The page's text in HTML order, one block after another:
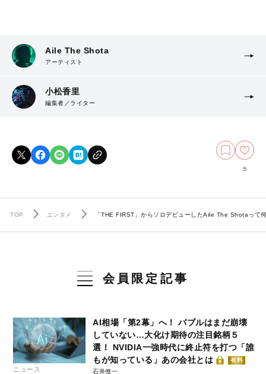
Aile The Shota
アーティスト
小松香里
編集者／ライター
5
TOP エンタメ 「THE FIRST」からソロデビューしたAile The Shotaって
会員限定記事
ニュース
AI相場「第2幕」へ！ バブルはまだ崩壊
していない…大化け期待の注目銘柄５
選！ NVIDIA一強時代に終止符を打つ「誰
もが知っている」あの会社とは
有料
石井僚一